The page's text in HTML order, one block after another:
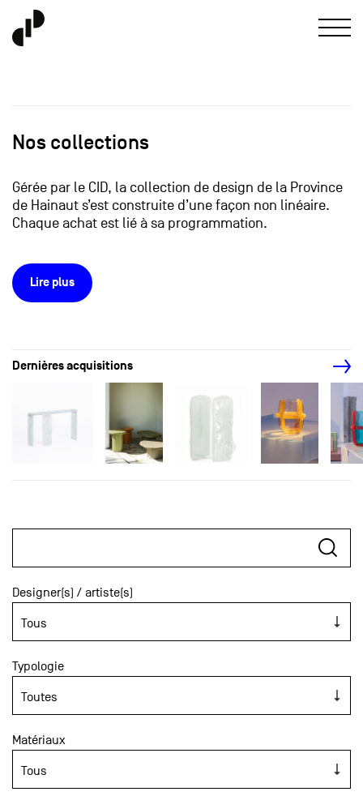
Nos collections
Gérée par le CID, la collection de design de la Province
de Hainaut s’est construite d’une façon non linéaire.
Chaque achat est lié à sa programmation.
Lire plus
Dernières acquisitions
Designer(s) / artiste(s)
Typologie
Matériaux